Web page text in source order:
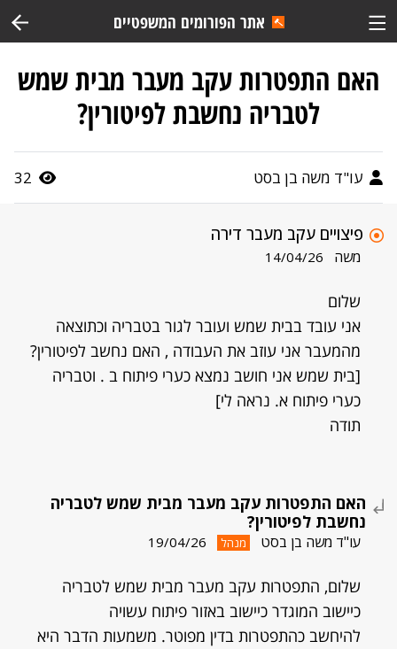
אתר הפורומים המשפטיים
האם התפטרות עקב מעבר מבית שמש
לטבריה נחשבת לפיטורין?
עו"ד משה בן בסט 32
פיצויים עקב מעבר דירה
משה 14/04/26
שלום
אני עובד בבית שמש ועובר לגור בטבריה וכתוצאה
מהמעבר אני עוזב את העבודה , האם נחשב לפיטורין?
[בית שמש אני חושב נמצא כערי פיתוח ב . וטבריה
כערי פיתוח א. נראה לי]
תודה
האם התפטרות עקב מעבר מבית שמש לטבריה
נחשבת לפיטורין?
עו"ד משה בן בסט מנהל 19/04/26
שלום, התפטרות עקב מעבר מבית שמש לטבריה
כיישוב המוגדר כיישוב באזור פיתוח עשויה
להיחשב כהתפטרות בדין מפוטר. משמעות הדבר היא